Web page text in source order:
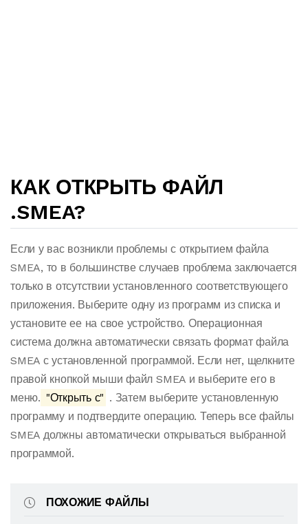
КАК ОТКРЫТЬ ФАЙЛ
.SMEA?
Если у вас возникли проблемы с открытием файла
SMEA, то в большинстве случаев проблема заключается
только в отсутствии установленного соответствующего
приложения. Выберите одну из программ из списка и
установите ее на свое устройство. Операционная
система должна автоматически связать формат файла
SMEA с установленной программой. Если нет, щелкните
правой кнопкой мыши файл SMEA и выберите его в
меню. "Открыть с" . Затем выберите установленную
программу и подтвердите операцию. Теперь все файлы
SMEA должны автоматически открываться выбранной
программой.
ПОХОЖИЕ ФАЙЛЫ